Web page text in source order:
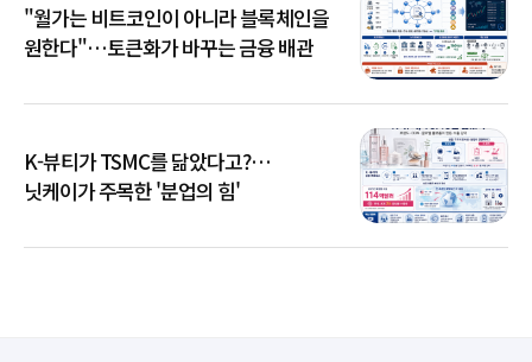
"월가는 비트코인이 아니라 블록체인을
원한다"…토큰화가 바꾸는 금융 배관
K-뷰티가 TSMC를 닮았다고?…
닛케이가 주목한 '분업의 힘'